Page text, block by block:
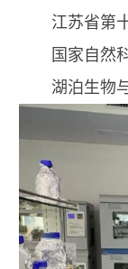
江苏省第
国家自然
湖泊生物